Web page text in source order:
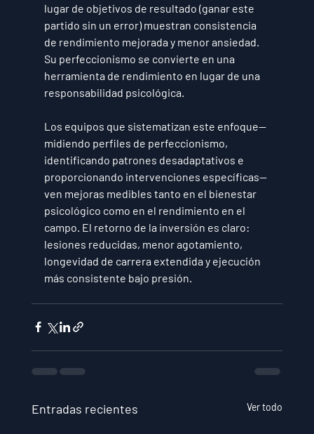
lugar de objetivos de resultado (ganar este
partido sin un error) muestran consistencia
de rendimiento mejorada y menor ansiedad.
Su perfeccionismo se convierte en una
herramienta de rendimiento en lugar de una
responsabilidad psicológica.
Los equipos que sistematizan este enfoque—
midiendo perfiles de perfeccionismo,
identificando patrones desadaptativos e
proporcionando intervenciones específicas—
ven mejoras medibles tanto en el bienestar
psicológico como en el rendimiento en el
campo. El retorno de la inversión es claro:
lesiones reducidas, menor agotamiento,
longevidad de carrera extendida y ejecución
más consistente bajo presión.
Entradas recientes Ver todo